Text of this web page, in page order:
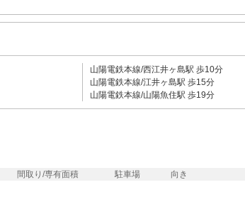
山陽電鉄本線/西江井ヶ島駅 歩10分
山陽電鉄本線/江井ヶ島駅 歩15分
山陽電鉄本線/山陽魚住駅 歩19分
間取り/専有面積 駐車場 向き